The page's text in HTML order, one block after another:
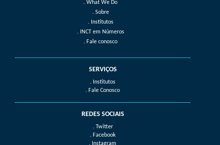
What We Do
Sobre
Institutos
INCT em Números
Fale conosco
SERVIÇOS
. Institutos
. Fale Conosco
REDES SOCIAIS
. Twitter
. Facebook
. Instagram